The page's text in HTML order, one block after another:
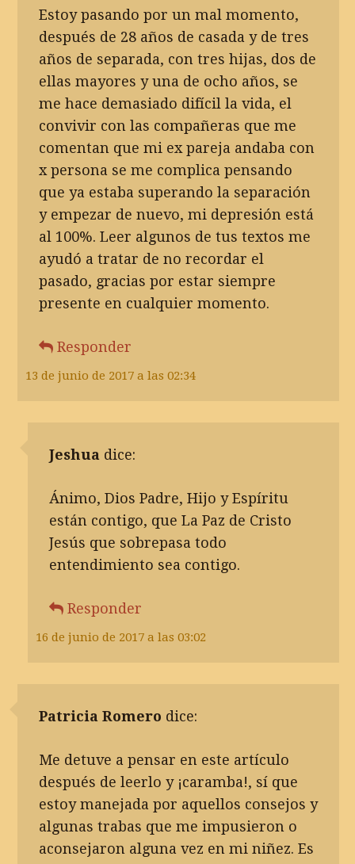
13 de junio de 2017 a las 02:34
Estoy pasando por un mal momento,
después de 28 años de casada y de tres
años de separada, con tres hijas, dos de
ellas mayores y una de ocho años, se
me hace demasiado difícil la vida, el
convivir con las compañeras que me
comentan que mi ex pareja andaba con
x persona se me complica pensando
que ya estaba superando la separación
y empezar de nuevo, mi depresión está
al 100%. Leer algunos de tus textos me
ayudó a tratar de no recordar el
pasado, gracias por estar siempre
presente en cualquier momento.
Responder
Jeshua dice:
16 de junio de 2017 a las 03:02
Ánimo, Dios Padre, Hijo y Espíritu
están contigo, que La Paz de Cristo
Jesús que sobrepasa todo
entendimiento sea contigo.
Responder
Patricia Romero dice:
Me detuve a pensar en este artículo
después de leerlo y ¡caramba!, sí que
estoy manejada por aquellos consejos y
algunas trabas que me impusieron o
aconsejaron alguna vez en mi niñez. Es